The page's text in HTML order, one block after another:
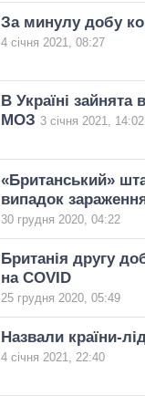
За минулу добу
4 січня 2021, 08:27
В Україні зайнята
МОЗ 3 січня 2021, 14:02
«Британський»
випадок
30 грудня 2020, 04:22
Британія другу
на COVID
25 грудня 2020, 05:49
Назвали країни-
4 січня 2021, 22:40